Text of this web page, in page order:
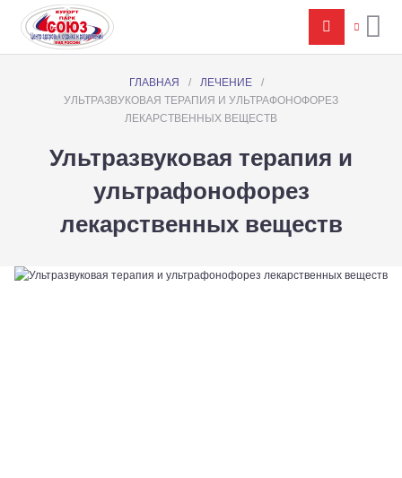
ГЛАВНАЯ / ЛЕЧЕНИЕ
/
УЛЬТРАЗВУКОВАЯ ТЕРАПИЯ И УЛЬТРАФОНОФОРЕЗ
ЛЕКАРСТВЕННЫХ ВЕЩЕСТВ
Ультразвуковая терапия и
ультрафонофорез
лекарственных веществ